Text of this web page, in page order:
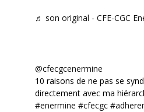
♬ son original - CFE-CGC
@cfecgcenermine
10 raisons de ne pas se
directement avec ma
#enermine #cfecgc